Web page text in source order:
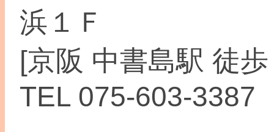
浜１Ｆ
[京阪 中書島駅 徒
TEL 075-603-3387